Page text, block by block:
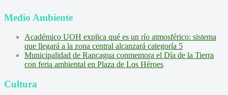
Medio Ambiente
Académico UOH explica qué es un río atmosférico: sistema
que llegará a la zona central alcanzará categoría 5
Municipalidad de Rancagua conmemora el Día de la Tierra
con feria ambiental en Plaza de Los Héroes
Cultura